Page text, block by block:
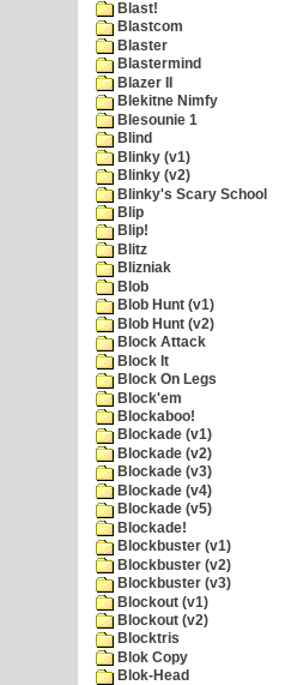
Blast!
Blastcom
Blaster
Blastermind
Blazer II
Blekitne Nimfy
Blesounie 1
Blind
Blinky (v1)
Blinky (v2)
Blinky's Scary School
Blip
Blip!
Blitz
Blizniak
Blob
Blob Hunt (v1)
Blob Hunt (v2)
Block Attack
Block It
Block On Legs
Block'em
Blockaboo!
Blockade (v1)
Blockade (v2)
Blockade (v3)
Blockade (v4)
Blockade (v5)
Blockade!
Blockbuster (v1)
Blockbuster (v2)
Blockbuster (v3)
Blockout (v1)
Blockout (v2)
Blocktris
Blok Copy
Blok-Head